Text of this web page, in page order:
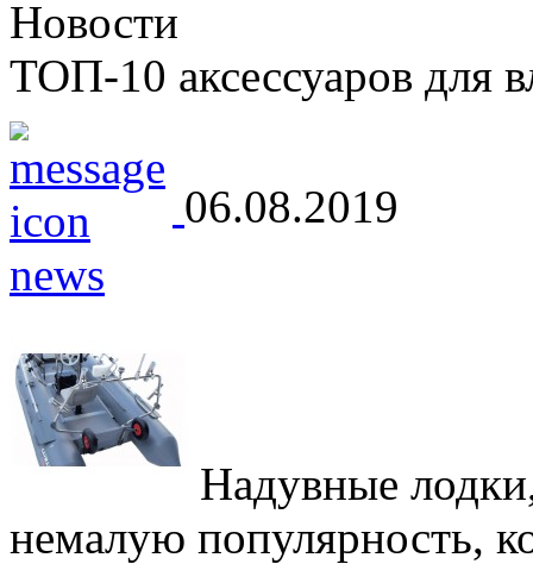
Новости
ТОП-10 аксессуаров для
06.08.2019
Надувные
немалую популярность,